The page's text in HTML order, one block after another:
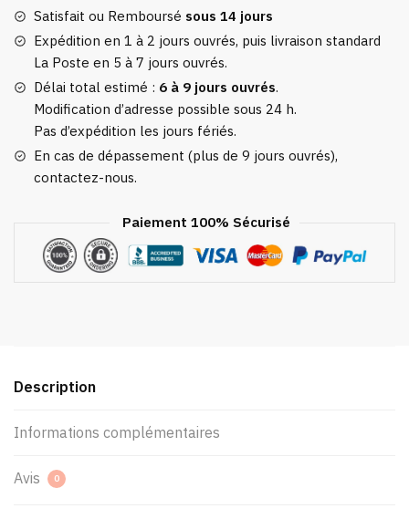
LapinSatisfait ou Remboursé sous 14 jours
Expédition en 1 à 2 jours ouvrés, puis livraison standard
La Poste en 5 à 7 jours ouvrés.
Délai total estimé : 6 à 9 jours ouvrés.
Modification d’adresse possible sous 24 h.
Pas d’expédition les jours fériés.
En cas de dépassement (plus de 9 jours ouvrés),
contactez-nous.
Paiement 100% Sécurisé
Description
Informations complémentaires
Avis 0